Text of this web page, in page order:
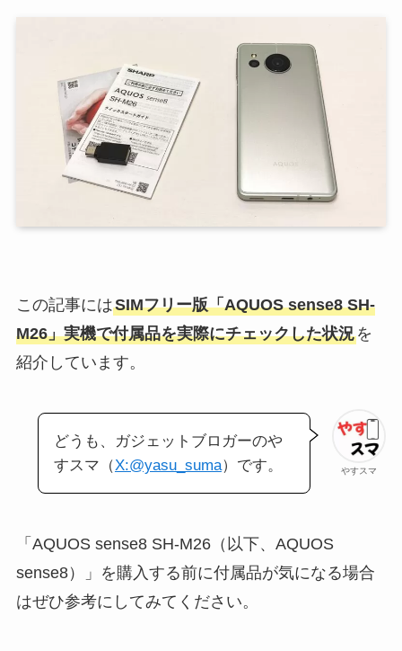
この記事にはSIMフリー版「AQUOS sense8 SH-
M26」実機で付属品を実際にチェックした状況を
紹介しています。
やすスマ
どうも、ガジェットブロガーのや
すスマ（X:@yasu_suma）です。
「AQUOS sense8 SH-M26（以下、AQUOS
sense8）」を購入する前に付属品が気になる場合
はぜひ参考にしてみてください。